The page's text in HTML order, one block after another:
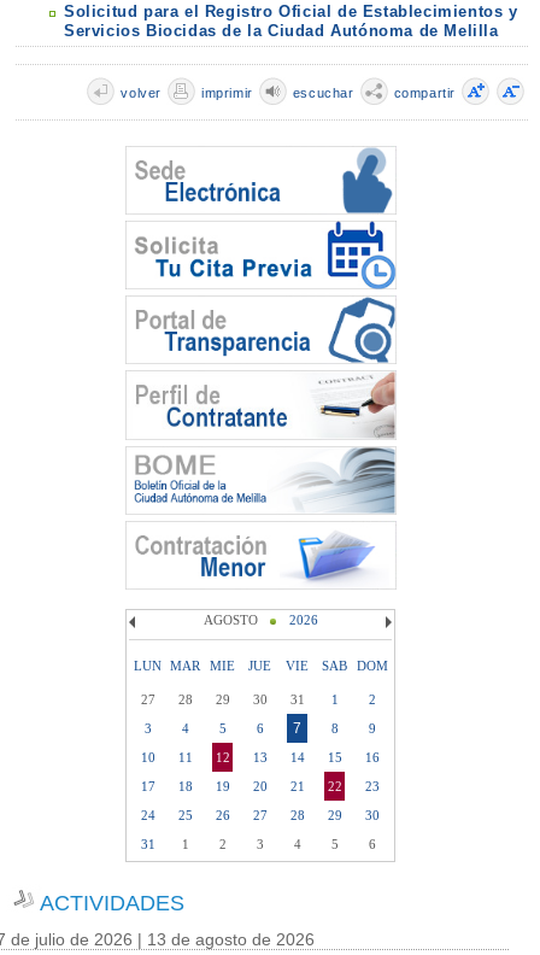
Solicitud para el Registro Oficial de Establecimientos y
Servicios Biocidas de la Ciudad Autónoma de Melilla
compartir
escuchar
imprimir
volver
AGOSTO 2026
LUN MAR MIE JUE VIE SAB DOM
27 28 29 30 31 1
2
3
4 5 6 7 8
9
10
11 12 13 14 15
16
17
18 19 20 21 22
23
24
25 26 27 28 29
30
31
1 2 3 4 5 6
ACTIVIDADES
de julio de 2026 | 13 de agosto de 2026